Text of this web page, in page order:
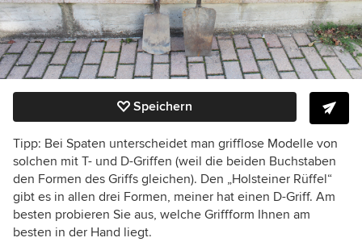
Speichern
Tipp: Bei Spaten unterscheidet man grifflose Modelle von
solchen mit T- und D-Griffen (weil die beiden Buchstaben
den Formen des Griffs gleichen). Den „Holsteiner Rüffel“
gibt es in allen drei Formen, meiner hat einen D-Griff. Am
besten probieren Sie aus, welche Griffform Ihnen am
besten in der Hand liegt.